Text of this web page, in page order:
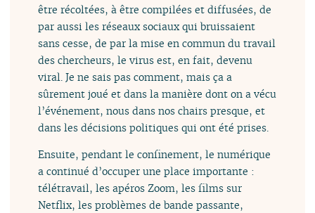
être récoltées, à être compilées et diffusées, de
par aussi les réseaux sociaux qui bruissaient
sans cesse, de par la mise en commun du travail
des chercheurs, le virus est, en fait, devenu
viral. Je ne sais pas comment, mais ça a
sûrement joué et dans la manière dont on a vécu
l’événement, nous dans nos chairs presque, et
dans les décisions politiques qui ont été prises.
Ensuite, pendant le confinement, le numérique
a continué d’occuper une place importante :
télétravail, les apéros Zoom, les films sur
Netflix, les problèmes de bande passante,